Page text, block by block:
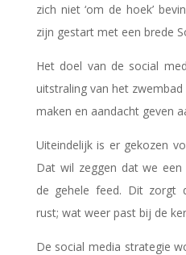
zich niet ‘om de hoek’
zijn gestart met een brede
Het doel van de social
uitstraling van het
maken en aandacht geven
Uiteindelijk is er gekozen
Dat wil zeggen dat we
de gehele feed. Dit zorgt
rust; wat weer past bij de
De social media strategie